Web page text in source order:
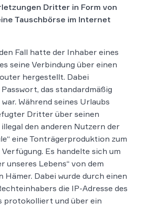
Dritter in Form von
Tauschbörse im Internet
Fall hatte der Inhaber eines
seine Verbindung über einen
hergestellt. Dabei
das standardmäßig
Während seines Urlaubs
Dritter über seinen
den anderen Nutzern der
eine Tonträgerproduktion zum
Es handelte sich um
unseres Lebens“ von dem
Hämer. Dabei wurde durch einen
die IP-Adresse des
protokolliert und über ein